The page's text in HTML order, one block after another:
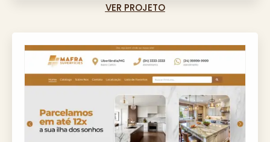
VER PROJETO